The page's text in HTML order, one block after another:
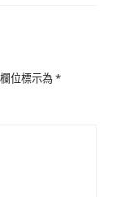
位標示為*